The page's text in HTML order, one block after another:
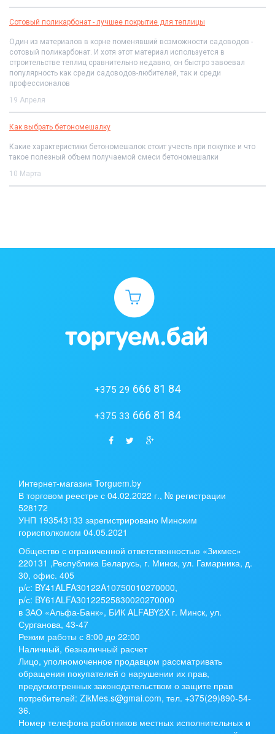
Сотовый поликарбонат - лучшее покрытие для теплицы
Один из материалов в корне поменявший возможности садоводов -
сотовый поликарбонат. И хотя этот материал используется в
строительстве теплиц сравнительно недавно, он быстро завоевал
популярность как среди садоводов-любителей, так и среди
профессионалов
19 Апреля
Как выбрать бетономешалку
Какие характеристики бетономешалок стоит учесть при покупке и что
такое полезный объем получаемой смеси бетономешалки
10 Марта
+375 29 666 81 84
+375 33 666 81 84
Интернет-магазин Torguem.by
В торговом реестре с 04.02.2022 г., № регистрации
528172
УНП 193543133 зарегистрировано Минским
горисполкомом 04.05.2021
Общество с ограниченной ответственностью «Зикмес»
220131 ,Республика Беларусь, г. Минск, ул. Гамарника, д.
30, офис. 405
р/с: BY41ALFA30122A10750010270000,
р/с: BY61ALFA30122525830020270000
в ЗАО «Альфа-Банк», БИК ALFABY2X г. Минск, ул.
Сурганова, 43-47
Режим работы с 8:00 до 22:00
Наличный, безналичный расчет
Лицо, уполномоченное продавцом рассматривать
обращения покупателей о нарушении их прав,
предусмотренных законодательством о защите прав
потребителей: ZikMes.s@gmai.com, тел. +375(29)890-54-
36.
Номер телефона работников местных исполнительных и